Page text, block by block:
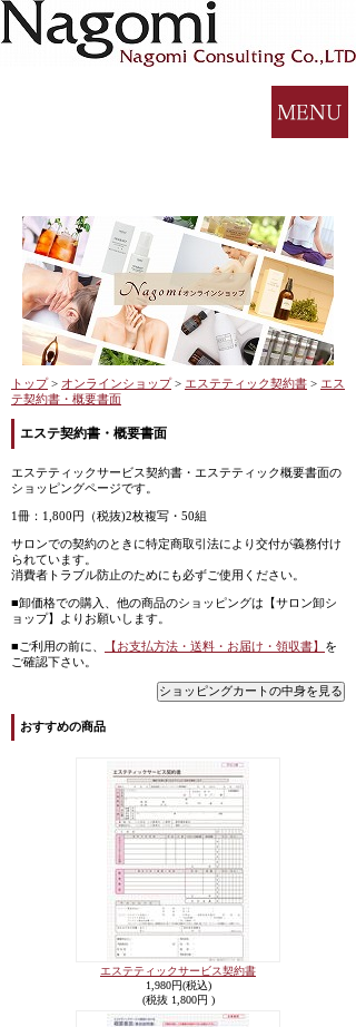
トップ > オンラインショップ > エステティック契約書 > エス
テ契約書・概要書面
エステ契約書・概要書面
エステティックサービス契約書・エステティック概要書面の
ショッピングページです。
1冊：1,800円（税抜)2枚複写・50組
サロンでの契約のときに特定商取引法により交付が義務付け
られています。
消費者トラブル防止のためにも必ずご使用ください。
■卸価格での購入、他の商品のショッピングは【サロン卸シ
ョップ】よりお願いします。
■ご利用の前に、 【お支払方法・送料・お届け・領収書】 を
ご確認下さい。
おすすめの商品
エステティックサービス契約書
1,980円(税込)
(税抜 1,800円 )